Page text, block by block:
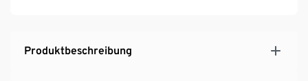
Produktbeschreibung